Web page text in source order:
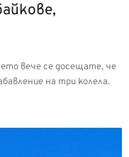
вече се досещате, че
на три колела.